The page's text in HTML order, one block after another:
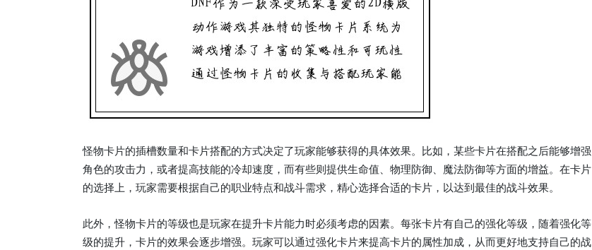
怪物卡片的插槽数量和卡片搭配的方式决定了玩家能够获得的具体效果。比如，某些卡片在搭配之后能够增强
角色的攻击力，或者提高技能的冷却速度，而有些则提供生命值、物理防御、魔法防御等方面的增益。在卡片
的选择上，玩家需要根据自己的职业特点和战斗需求，精心选择合适的卡片，以达到最佳的战斗效果。
此外，怪物卡片的等级也是玩家在提升卡片能力时必须考虑的因素。每张卡片有自己的强化等级，随着强化等
级的提升，卡片的效果会逐步增强。玩家可以通过强化卡片来提高卡片的属性加成，从而更好地支持自己的战